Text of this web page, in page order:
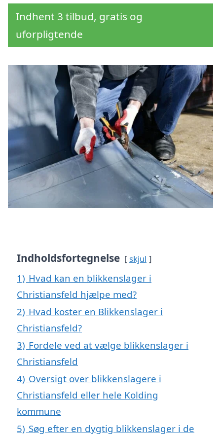
Indhent 3 tilbud, gratis og
uforpligtende
Indholdsfortegnelse skjul
1) Hvad kan en blikkenslager i
Christiansfeld hjælpe med?
2) Hvad koster en Blikkenslager i
Christiansfeld?
3) Fordele ved at vælge blikkenslager i
Christiansfeld
4) Oversigt over blikkenslagere i
Christiansfeld eller hele Kolding
kommune
5) Søg efter en dygtig blikkenslager i de